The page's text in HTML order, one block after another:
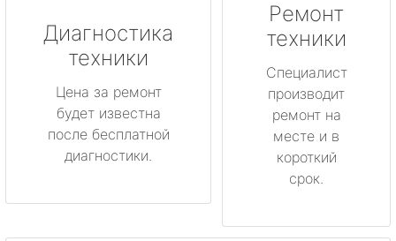
Диагностика
техники
Цена за ремонт
будет известна
после бесплатной
диагностики.
Ремонт
техники
Специалист
производит
ремонт на
месте и в
короткий
срок.